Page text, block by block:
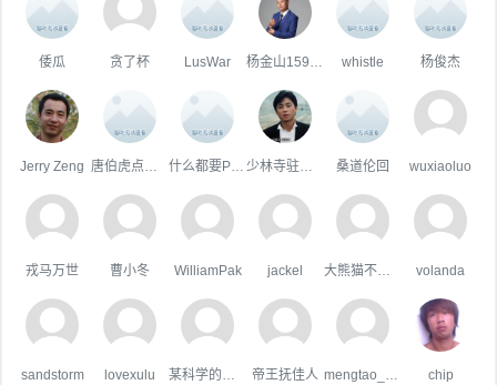
倭瓜 贪了杯 LusWar whistle 杨俊杰
Jerry Zeng 桑道伦回 wuxiaoluo
戎马万世 曹小冬 WilliamPak jackel volanda
sandstorm lovexulu 帝王抚佳人 chip